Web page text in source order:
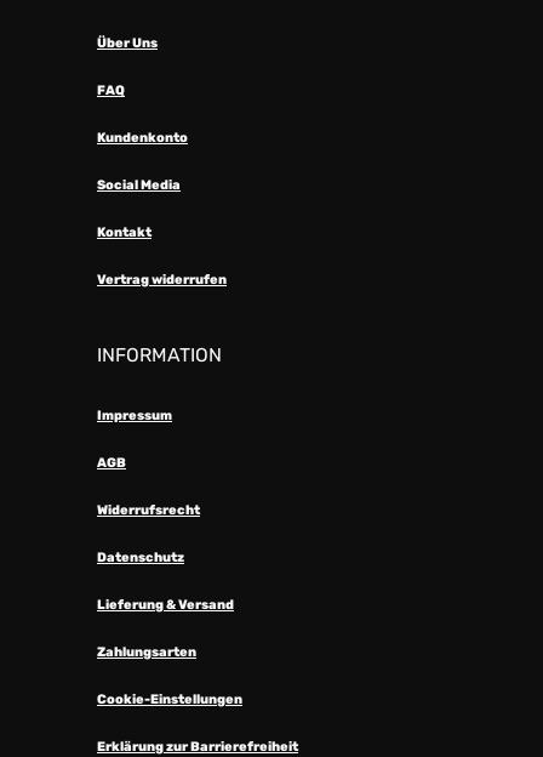
Über Uns
FAQ
Kundenkonto
Social Media
Kontakt
Vertrag widerrufen
INFORMATION
Impressum
AGB
Widerrufsrecht
Datenschutz
Lieferung & Versand
Zahlungsarten
Cookie-Einstellungen
Erklärung zur Barrierefreiheit